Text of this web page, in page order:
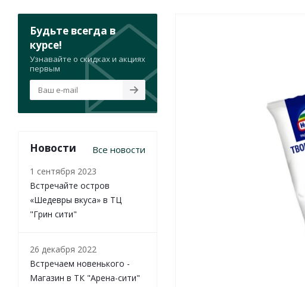
Будьте всегда в
курсе!
Узнавайте о скидках и акциях
первым
Новости Все новости
1 сентября 2023
Встречайте остров
«Шедевры вкуса» в ТЦ
"Грин сити"
26 декабря 2022
Встречаем новенького -
Магазин в ТК "Арена-сити"